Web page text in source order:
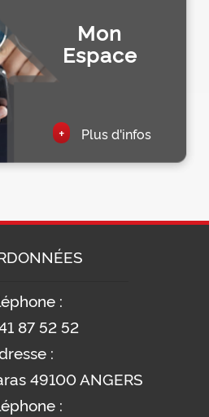
Mon
Espace
+ Plus d'infos
:
87 52 52
:
49100 ANGERS
: